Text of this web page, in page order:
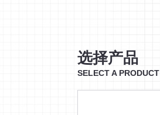
选择产品
SELECT A PRODUCT